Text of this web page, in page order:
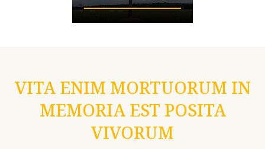
VITA ENIM MORTUORUM IN
MEMORIA EST POSITA
VIVORUM